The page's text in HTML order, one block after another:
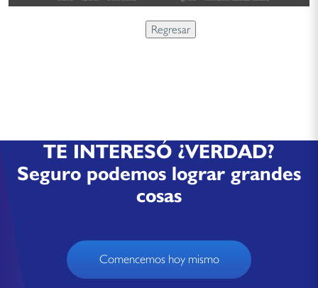
TE INTERESÓ ¿VERDAD?
Seguro podemos lograr grandes
cosas
Comencemos hoy mismo